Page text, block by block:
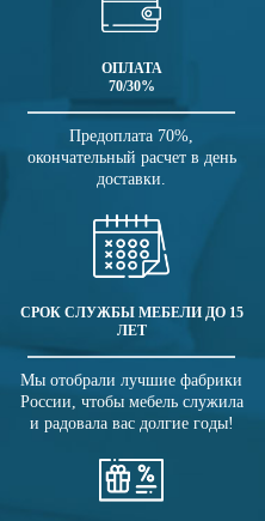
ОПЛАТА
70/30%
Предоплата 70%,
окончательный расчет в день
доставки.
СРОК СЛУЖБЫ МЕБЕЛИ ДО 15
ЛЕТ
Мы отобрали лучшие фабрики
России, чтобы мебель служила
и радовала вас долгие годы!